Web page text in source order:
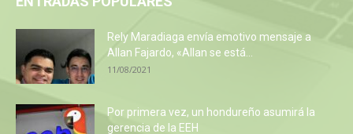
Rely Maradiaga envía emotivo mensaje a
Allan Fajardo, «Allan se está...
11/08/2021
Por primera vez, un hondureño asumirá la
gerencia de la EEH